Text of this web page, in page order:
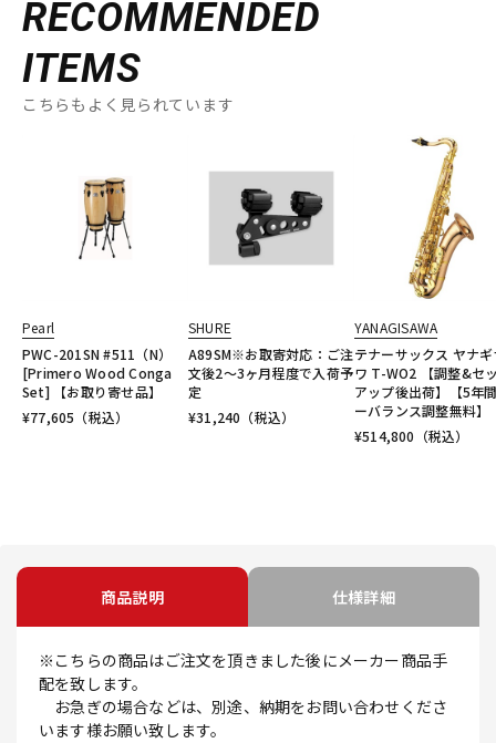
RECOMMENDED
ITEMS
こちらもよく見られています
Pearl
PWC-201SN #511（N）
[Primero Wood Conga
Set] 【お取り寄せ品】
¥77,605 （税込）
SHURE
A89SM※お取寄対応：ご注
文後2～3ヶ月程度で入荷予
定
¥31,240 （税込）
YANAGISAWA
テナーサックス ヤナ
ワ T-WO2 【調整&セ
アップ後出荷】【5年
ーバランス調整無料】
¥514,800 （税込）
商品説明 仕様詳細
※こちらの商品はご注文を頂きました後にメーカー商品手
配を致します。
お急ぎの場合などは、別途、納期をお問い合わせくださ
います様お願い致します。